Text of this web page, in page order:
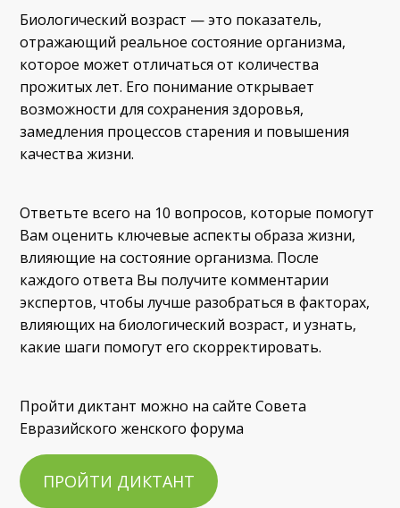
Биологический возраст — это показатель,
отражающий реальное состояние организма,
которое может отличаться от количества
прожитых лет. Его понимание открывает
возможности для сохранения здоровья,
замедления процессов старения и повышения
качества жизни.
Ответьте всего на 10 вопросов, которые помогут
Вам оценить ключевые аспекты образа жизни,
влияющие на состояние организма. После
каждого ответа Вы получите комментарии
экспертов, чтобы лучше разобраться в факторах,
влияющих на биологический возраст, и узнать,
какие шаги помогут его скорректировать.
Пройти диктант можно на сайте Совета
Евразийского женского форума
ПРОЙТИ ДИКТАНТ